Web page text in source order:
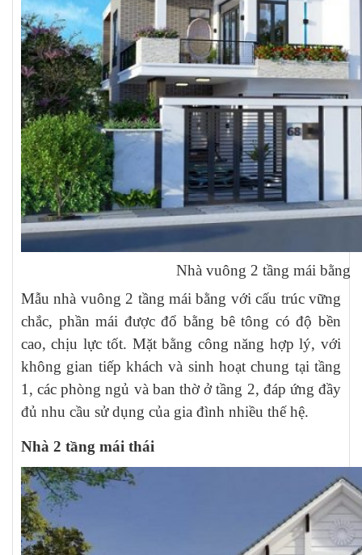
Nhà vuông 2 tầng mái bằng
Mẫu nhà vuông 2 tầng mái bằng với cấu trúc vững
chắc, phần mái được đổ bằng bê tông có độ bền
cao, chịu lực tốt. Mặt bằng công năng hợp lý, với
không gian tiếp khách và sinh hoạt chung tại tầng
1, các phòng ngủ và ban thờ ở tầng 2, đáp ứng đầy
đủ nhu cầu sử dụng của gia đình nhiều thế hệ.
Nhà 2 tầng mái thái